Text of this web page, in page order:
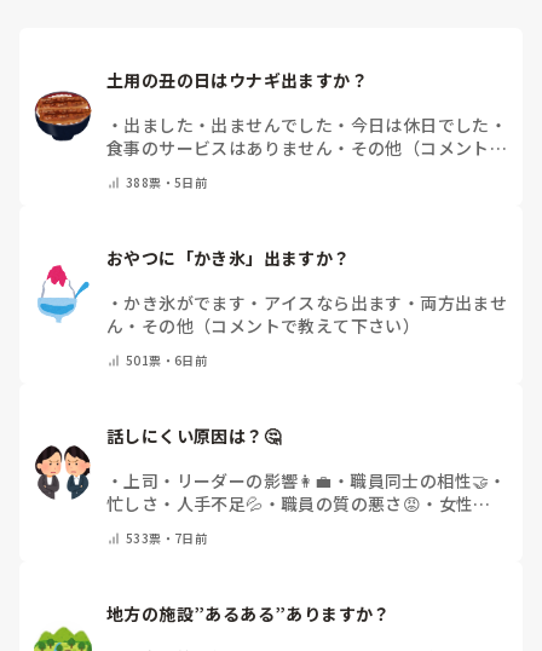
土用の丑の日はウナギ出ますか？
・ 出ました ・ 出ませんでした ・ 今日は休日でした ・
食事のサービスはありません ・ その他（コメントで
388票・5日前
おやつに「かき氷」出ますか？
・ かき氷がでます ・ アイスなら出ます ・両方出ませ
ん ・ その他（コメントで教えて下さい）
501票・ 6日前
話しにくい原因は？🤔
・ 上司・リーダーの影響👩‍💼 ・職員同士の相性🤝 ・
忙しさ・人手不足💦 ・ 職員の質の悪さ😡 ・ 女性職
💭 ・その他(コメントで教えてください)
533票・ 7日前
地方の施設”あるある”ありますか？